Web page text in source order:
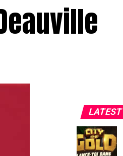
LATEST